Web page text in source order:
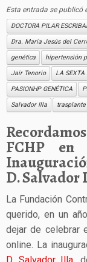
Esta entrada se publicó
DOCTORA PILAR
Dra. María Jesús del
genética
hipertensión
Jair Tenorio
LA SEXTA
PASIONHP GENÉTICA
Salvador Illa
FCHP
D. Salvador
La Fundación
querido, en un
dejar de celebrar
online. La